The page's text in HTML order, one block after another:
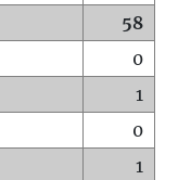
58
0
1
0
1